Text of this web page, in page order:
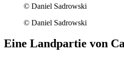
© Daniel Sadrowski
© Daniel Sadrowski
Eine Landpartie von